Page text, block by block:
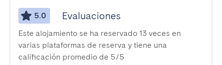
5.0 Evaluaciones
Este alojamiento se ha reservado 13 veces en
varias plataformas de reserva y tiene una
calificación promedio de 5/5